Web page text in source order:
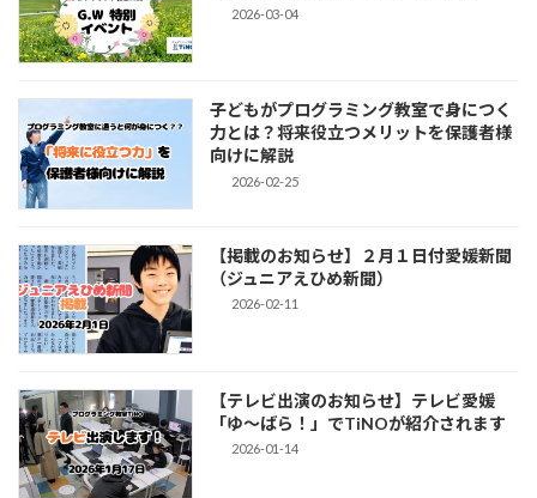
2026-03-04
子どもがプログラミング教室で身につく
力とは？将来役立つメリットを保護者様
向けに解説
2026-02-25
【掲載のお知らせ】２月１日付愛媛新聞
（ジュニアえひめ新聞）
2026-02-11
【テレビ出演のお知らせ】テレビ愛媛
「ゆ～ばら！」でTiNOが紹介されます
2026-01-14